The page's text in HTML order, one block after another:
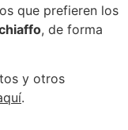
que prefieren los
, de forma
y otros
.